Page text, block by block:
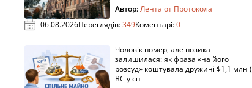
Автор:Лента от Протокола
06.08.2026Переглядів:349Коментарі:0
Чоловік помер, але позика
залишилася: як фраза «на його
розсуд» коштувала дружині $1,1 млн (
ВС у сп